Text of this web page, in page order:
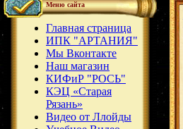
Меню сайта
Главная страница
ИПК "АРТАНИЯ"
Мы Вконтакте
Наш магазин
КИФиР "РОСЬ"
КЭЦ «Старая
Рязань»
Видео от Ллойды